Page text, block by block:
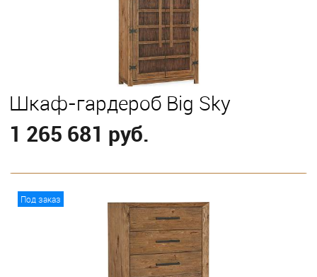
Шкаф-гардероб Big Sky
1 265 681 руб.
В корзину
Под заказ